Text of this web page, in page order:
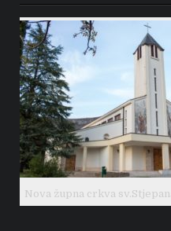
Nova župna crkva